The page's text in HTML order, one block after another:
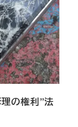
の権利”法